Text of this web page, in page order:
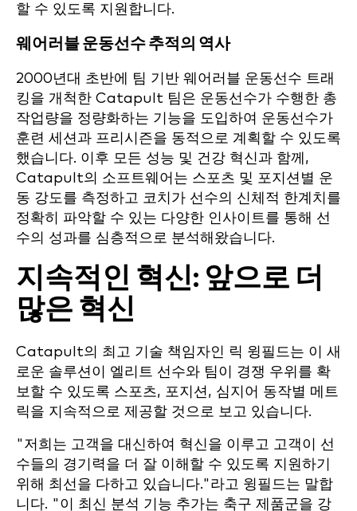
할 수 있도록 지원합니다.
웨어러블 운동선수 추적의 역사
2000년대 초반에 팀 기반 웨어러블 운동선수 트래
킹을 개척한 Catapult 팀은 운동선수가 수행한 총
작업량을 정량화하는 기능을 도입하여 운동선수가
훈련 세션과 프리시즌을 동적으로 계획할 수 있도록
했습니다. 이후 모든 성능 및 건강 혁신과 함께,
Catapult의 소프트웨어는 스포츠 및 포지션별 운
동 강도를 측정하고 코치가 선수의 신체적 한계치를
정확히 파악할 수 있는 다양한 인사이트를 통해 선
수의 성과를 심층적으로 분석해왔습니다.
지속적인 혁신: 앞으로 더
많은 혁신
Catapult의 최고 기술 책임자인 릭 윙필드는 이 새
로운 솔루션이 엘리트 선수와 팀이 경쟁 우위를 확
보할 수 있도록 스포츠, 포지션, 심지어 동작별 메트
릭을 지속적으로 제공할 것으로 보고 있습니다.
"저희는 고객을 대신하여 혁신을 이루고 고객이 선
수들의 경기력을 더 잘 이해할 수 있도록 지원하기
위해 최선을 다하고 있습니다."라고 윙필드는 말합
니다. "이 최신 분석 기능 추가는 축구 제품군을 강